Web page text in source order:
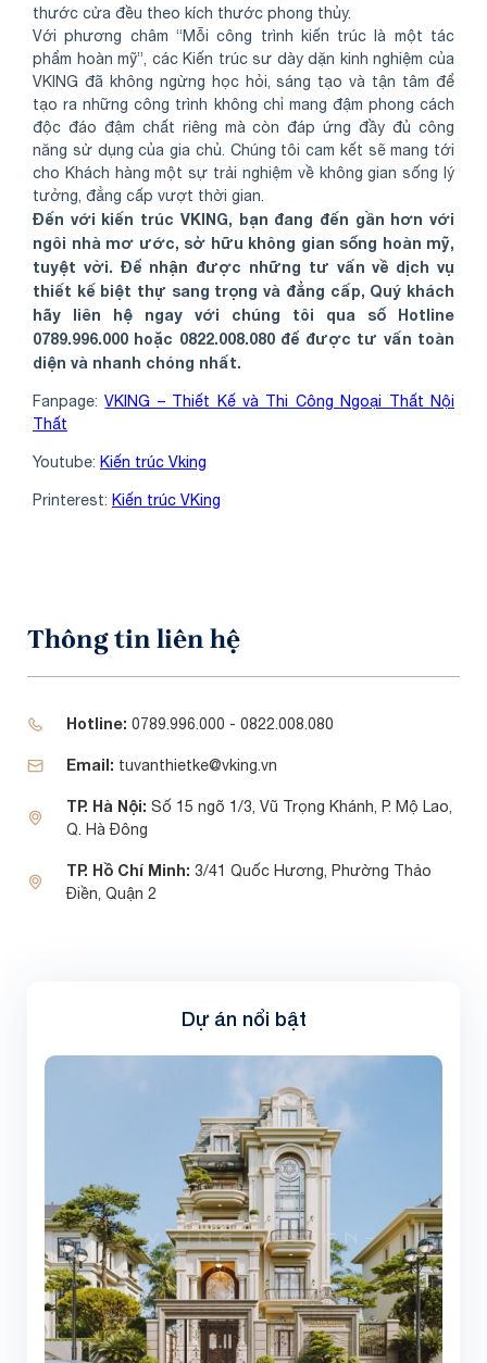
thước cửa đều theo kích thước phong thủy.
Với phương châm “Mỗi công trình kiến trúc là một tác
phẩm hoàn mỹ”, các Kiến trúc sư dày dặn kinh nghiệm của
VKING đã không ngừng học hỏi, sáng tạo và tận tâm để
tạo ra những công trình không chỉ mang đậm phong cách
độc đáo đậm chất riêng mà còn đáp ứng đầy đủ công
năng sử dụng của gia chủ. Chúng tôi cam kết sẽ mang tới
cho Khách hàng một sự trải nghiệm về không gian sống lý
tưởng, đẳng cấp vượt thời gian.
Đến với kiến trúc VKING, bạn đang đến gần hơn với
ngôi nhà mơ ước, sở hữu không gian sống hoàn mỹ,
tuyệt vời. Để nhận được những tư vấn về dịch vụ
thiết kế biệt thự sang trọng và đẳng cấp, Quý khách
hãy liên hệ ngay với chúng tôi qua số Hotline
0789.996.000 hoặc 0822.008.080 để được tư vấn toàn
diện và nhanh chóng nhất.
Fanpage:VKING – Thiết Kế và Thi Công Ngoại Thất Nội
Thất
Youtube: Kiến trúc Vking
Printerest: Kiến trúc VKing
Thông tin liên hệ
Hotline: 0789.996.000 - 0822.008.080
Email: tuvanthietke@vking.vn
TP. Hà Nội: Số 15 ngõ 1/3, Vũ Trọng Khánh, P. Mộ Lao,
Q. Hà Đông
TP. Hồ Chí Minh: 3/41 Quốc Hương, Phường Thảo
Điền, Quận 2
Dự án nổi bật